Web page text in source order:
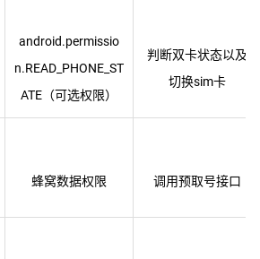
android.permissio
n.READ_PHONE_ST
判断双卡状态以及